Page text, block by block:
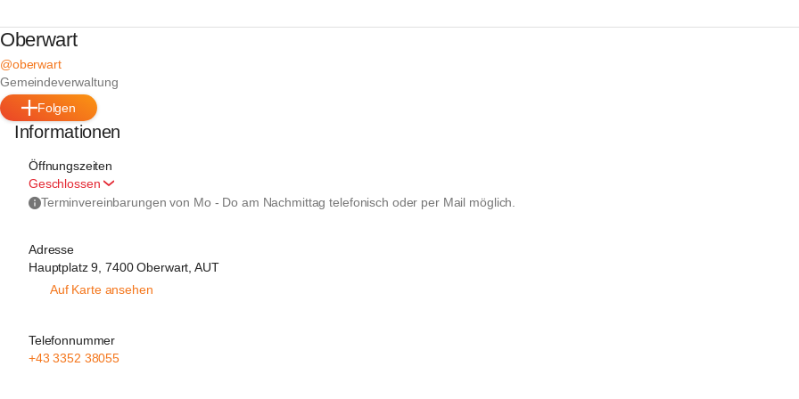
Oberwart
@oberwart
Gemeindeverwaltung
Folgen
Informationen
Öffnungszeiten
Geschlossen
Adresse
Hauptplatz 9, 7400 Oberwart, AUT
Auf Karte ansehen
Telefonnummer
+43 3352 38055